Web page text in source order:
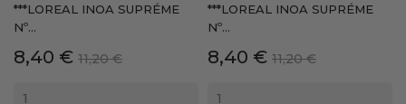
***LOREAL INOA SUPRÉME
Nº...
Precio
8,40 € Precio
11,20 €
***LOREAL INOA SUPRÉME
Nº...
Precio
8,40 € Precio
11,20 €